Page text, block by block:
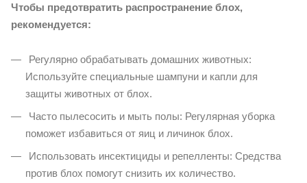
Чтобы предотвратить распространение блох,
рекомендуется:
Регулярно обрабатывать домашних животных:
Используйте специальные шампуни и капли для
защиты животных от блох.
Часто пылесосить и мыть полы: Регулярная уборка
поможет избавиться от яиц и личинок блох.
Использовать инсектициды и репелленты: Средства
против блох помогут снизить их количество.